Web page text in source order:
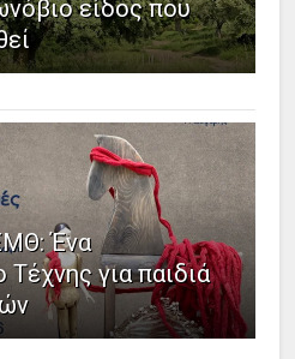
είδος που
Ένα
για παιδιά